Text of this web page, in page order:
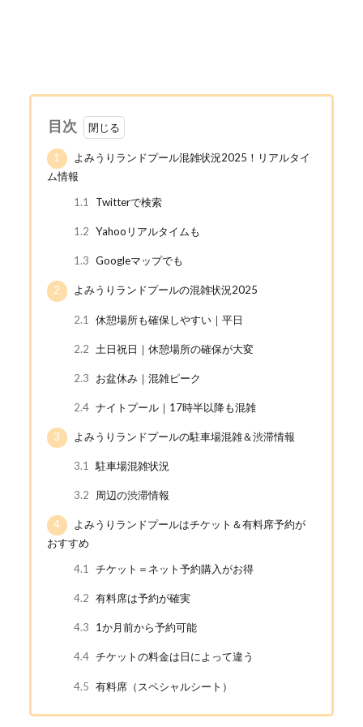
目次
1
よみうりランドプール混雑状況2025！リアルタイ
ム情報
1.1
Twitterで検索
1.2 Yahooリアルタイムも
1.3 Googleマップでも
2 よみうりランドプールの混雑状況2025
2.1 休憩場所も確保しやすい｜平日
2.2 土日祝日｜休憩場所の確保が大変
2.3 お盆休み｜混雑ピーク
2.4 ナイトプール｜17時半以降も混雑
3 よみうりランドプールの駐車場混雑＆渋滞情報
3.1 駐車場混雑状況
3.2 周辺の渋滞情報
4
よみうりランドプールはチケット＆有料席予約が
おすすめ
4.1
チケット＝ネット予約購入がお得
4.2 有料席は予約が確実
4.3 1か月前から予約可能
4.4 チケットの料金は日によって違う
4.5 有料席（スペシャルシート）